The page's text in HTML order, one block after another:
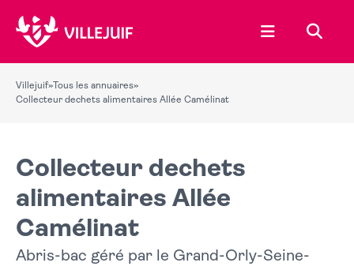
Ouvrir le
Villejuif» Tous les annuaires»
Collecteur dechets alimentaires Allée Camélinat
Collecteur dechets
alimentaires Allée
Camélinat
Abris-bac géré par le Grand-Orly-Seine-